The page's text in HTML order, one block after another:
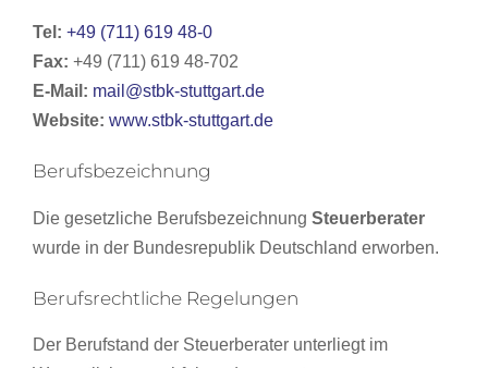
Tel: +49 (711) 619 48-0
Fax: +49 (711) 619 48-702
E-Mail: mail@stbk-stuttgart.de
Website: www.stbk-stuttgart.de
Berufsbezeichnung
Die gesetzliche Berufsbezeichnung Steuerberater
wurde in der Bundesrepublik Deutschland erworben.
Berufsrechtliche Regelungen
Der Berufstand der Steuerberater unterliegt im